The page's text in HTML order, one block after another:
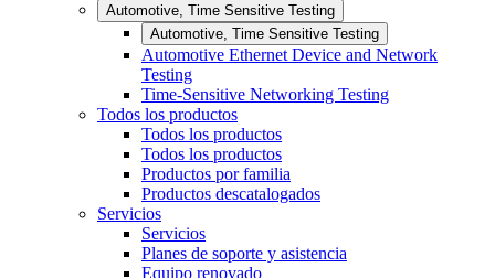
Automotive, Time Sensitive Testing
Automotive, Time Sensitive Testing
Automotive Ethernet Device and Network
Testing
Time-Sensitive Networking Testing
Todos los productos
Todos los productos
Todos los productos
Productos por familia
Productos descatalogados
Servicios
Servicios
Planes de soporte y asistencia
Equipo renovado